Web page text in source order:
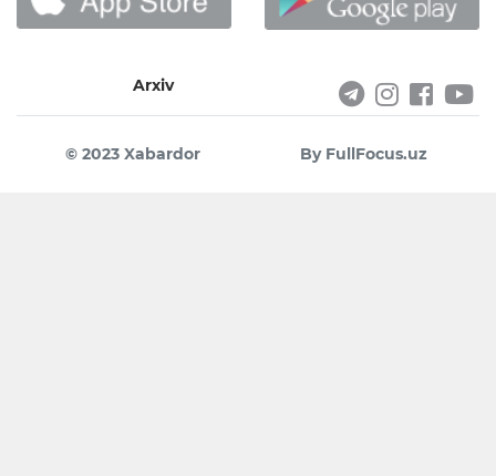
Arxiv
© 2023 Xabardor By FullFocus.uz